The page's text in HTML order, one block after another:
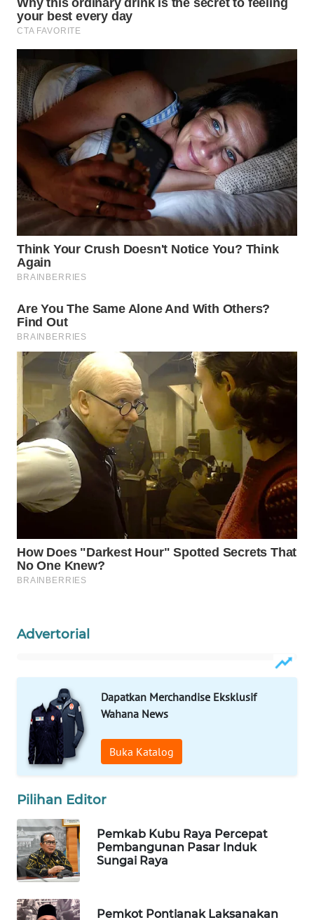
Advertorial
Dapatkan Merchandise Eksklusif
Wahana News
Buka Katalog
Pilihan Editor
Pemkab Kubu Raya Percepat
Pembangunan Pasar Induk
Sungai Raya
Pemkot Pontianak Laksanakan
Wahana
Media
Group
WAHANA
NEWS
WAHANA
TANI
WAHANA
ADVOKAT
WAHANA
INFRASTRUKTUR
WAHANA
WAHANA
LISTRIK
WAHANA
TRAVEL
WAHANA
TV
WAHANANEWS
ID
CO ID
WAHANANEWS
WAHANA
WAHANA
UMKM
WAHANA
SELEB
WAHANA
PERSONA
WAHANA
OTOMOTIF
WAHANA
HEALTH